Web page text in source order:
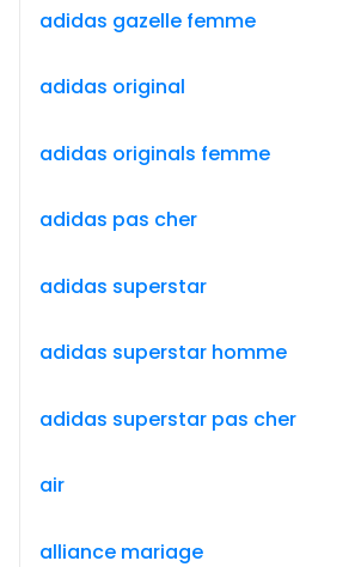
adidas gazelle femme
adidas original
adidas originals femme
adidas pas cher
adidas superstar
adidas superstar homme
adidas superstar pas cher
air
alliance mariage